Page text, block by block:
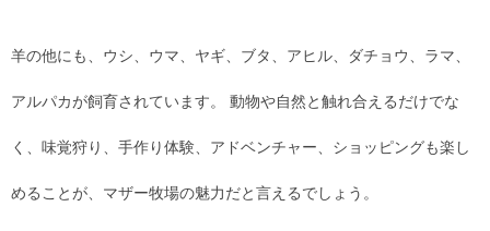
羊の他にも、ウシ、ウマ、ヤギ、ブタ、アヒル、ダチョウ、ラマ、
アルパカが飼育されています。 動物や自然と触れ合えるだけでな
く、味覚狩り、手作り体験、アドベンチャー、ショッピングも楽し
めることが、マザー牧場の魅力だと言えるでしょう。